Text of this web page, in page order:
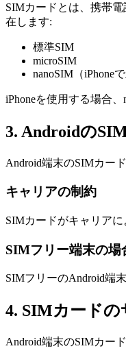
SIMカードとは、携帯
在します:
標準SIM
microSIM
nanoSIM（iPhone
iPhoneを使用する場合
3. Androidの
Android端末のSIMカー
キャリアの制約
SIMカードがキャリア
SIMフリー端末の場
SIMフリーのAndroid端
4. SIMカード
Android端末のSIMカー